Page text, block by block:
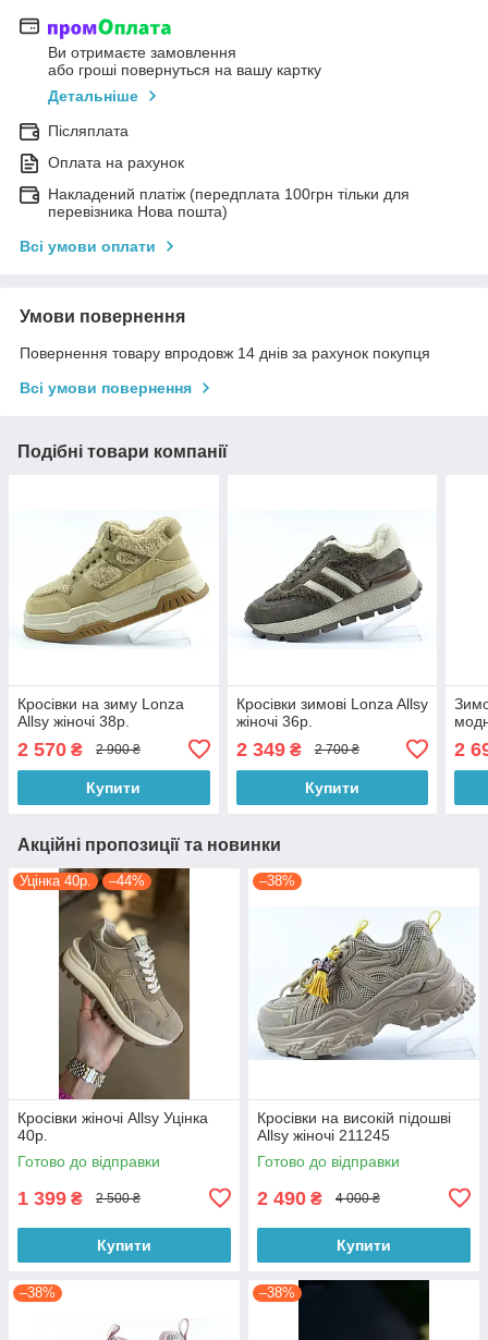
Ви отримаєте замовлення
або гроші повернуться на вашу картку
Детальніше
Післяплата
Оплата на рахунок
Накладений платіж (передплата 100грн тільки для
перевізника Нова пошта)
Всі умови оплати
Умови повернення
Повернення товару впродовж 14 днів за рахунок покупця
Всі умови повернення
Подібні товари компанії
Кросівки на зиму Lonza
Allsy жіночі 38р.
2 570 ₴ 2 900 ₴
Купити
Кросівки зимові Lonza Allsy
жіночі 36р.
2 349₴ 2 700 ₴
Купити
2
Акційні пропозиції та новинки
Уцінка 40р. –44%
Кросівки жіночі Allsy Уцінка
40р.
Готово до відправки
1 399 ₴ 2 500 ₴
Купити
–38%
Кросівки на високій підошві
Allsy жіночі 211245
Готово до відправки
2 490 ₴ 4 000 ₴
Купити
–38% –38%